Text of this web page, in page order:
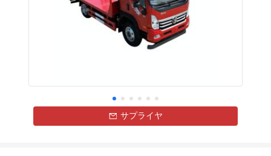
サプライヤ